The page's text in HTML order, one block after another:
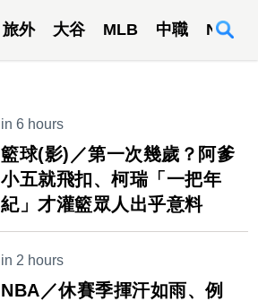
旅外 大谷 MLB 中職 NBA
in 6 hours
籃球(影)／第一次幾歲？阿爹
小五就飛扣、柯瑞「一把年
紀」才灌籃眾人出乎意料
in 2 hours
NBA／休賽季揮汗如雨、例